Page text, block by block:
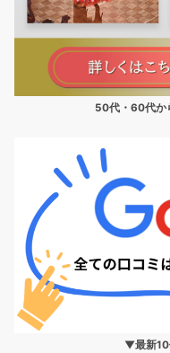
50代・60代か
▼最新10